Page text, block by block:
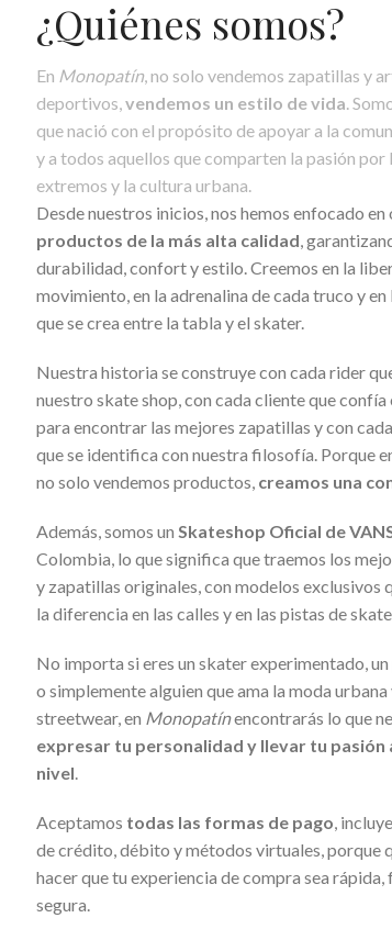
¿Quiénes somos?
En Monopatín, no solo vendemos zapatillas y
deportivos,vendemos un estilo de vida.
que nació con el propósito de apoyar a la
y a todos aquellos que comparten la pasión por
extremos y la cultura urbana.
Desde nuestros inicios, nos hemos enfocado
productos de la más alta calidad,
durabilidad, confort y estilo. Creemos en la
movimiento, en la adrenalina de cada truco y en
que se crea entre la tabla y el skater.
Nuestra historia se construye con cada rider
nuestro skate shop, con cada cliente que confía
para encontrar las mejores zapatillas y con
que se identifica con nuestra filosofía. Porque
no solo vendemos productos, creamos una
Además, somos unSkateshop Oficial de
Colombia, lo que significa que traemos los
y zapatillas originales, con modelos exclusivos
la diferencia en las calles y en las pistas de
No importa si eres un skater experimentado,
o simplemente alguien que ama la moda urbana
streetwear, en Monopatínencontrarás lo que
expresar tu personalidad y llevar tu pasión
nivel.
Aceptamos todas las formas de pago,
de crédito, débito y métodos virtuales, porque
hacer que tu experiencia de compra sea rápida,
segura.